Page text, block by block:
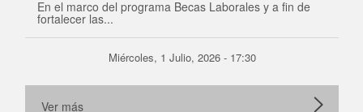
En el marco del programa Becas Laborales y a fin de
fortalecer las...
Miércoles, 1 Julio, 2026 - 17:30
Ver más